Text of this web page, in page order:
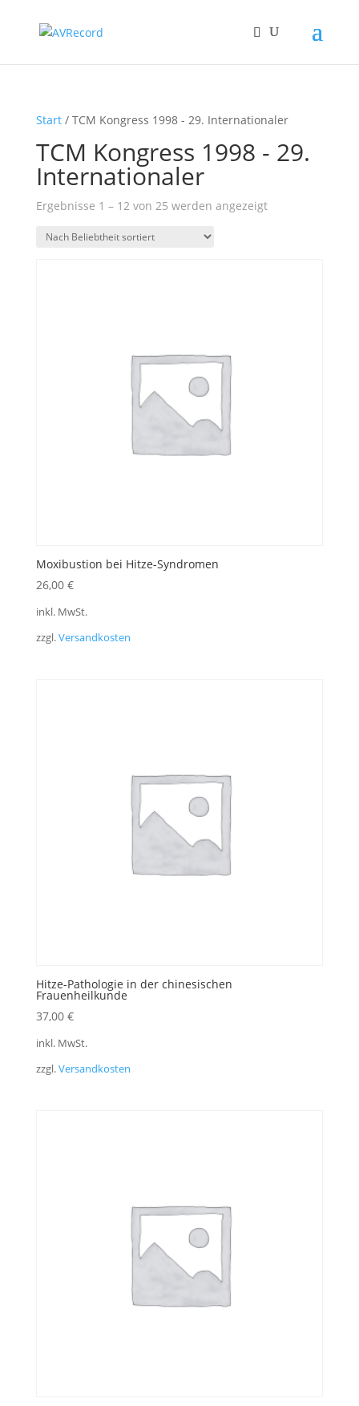
Start/ TCM Kongress 1998 - 29. Internationaler
TCM Kongress 1998 - 29.
Internationaler
Ergebnisse 1 – 12 von 25 werden angezeigtNach
Moxibustion bei Hitze-Syndromen
26,00 €
inkl. MwSt.
zzgl.Versandkosten
Hitze-Pathologie in der chinesischen
Frauenheilkunde
37,00 €
inkl. MwSt.
zzgl.Versandkosten